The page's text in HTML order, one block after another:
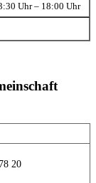
Uhr – 18:00 Uhr
20